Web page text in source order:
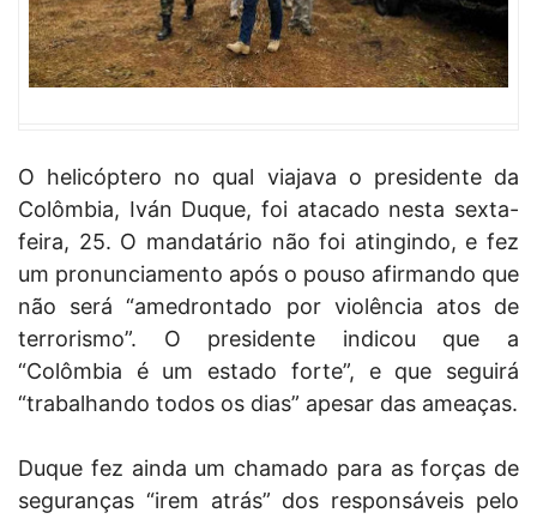
O helicóptero no qual viajava o presidente da
Colômbia, Iván Duque, foi atacado nesta sexta-
feira, 25. O mandatário não foi atingindo, e fez
um pronunciamento após o pouso afirmando que
não será “amedrontado por violência atos de
terrorismo”. O presidente indicou que a
“Colômbia é um estado forte”, e que seguirá
“trabalhando todos os dias” apesar das ameaças.
Duque fez ainda um chamado para as forças de
seguranças “irem atrás” dos responsáveis pelo